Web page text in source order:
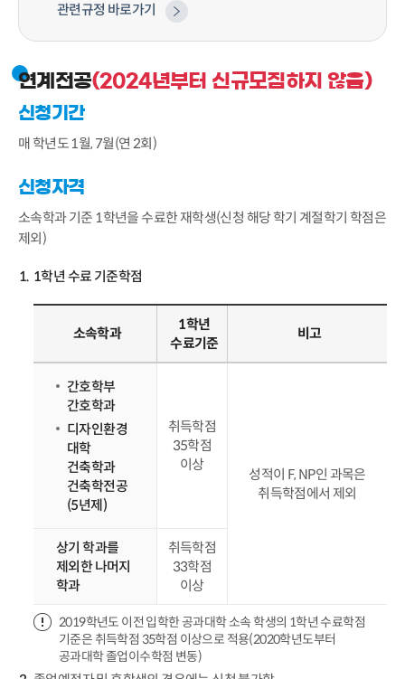
관련규정 바로가기
연계전공(2024년부터 신규모집하지 않음)
신청기간
매 학년도 1월, 7월(연 2회)
신청자격
소속학과 기준 1학년을 수료한 재학생(신청 해당 학기 계절학기 학점은
제외)
1학년 수료 기준학점
소속학과
1학년
수료기준
비고
간호학부
간호학과
디자인환경
대학
건축학과
건축학전공
(5년제)
취득학점
35학점
이상
성적이 F, NP인 과목은
취득학점에서 제외
상기 학과를
제외한 나머지
학과
취득학점
33학점
이상
2019학년도 이전 입학한 공과대학 소속 학생의 1학년 수료학점
기준은 취득학점 35학점 이상으로 적용(2020학년도부터
공과대학 졸업이수학점 변동)